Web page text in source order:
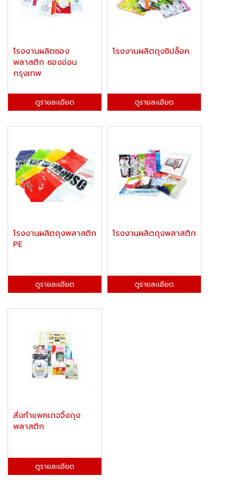
โรงงานผลิตซอง
พลาสติก ซองอ่อน
กรุงเทพ
ดูรายละเอียด
โรงงานผลิตถุงซิปล็อค
ดูรายละเอียด
โรงงานผลิตถุงพลาสติก
PE
ดูรายละเอียด
โรงงานผลิตถุงพลาสติก
ดูรายละเอียด
สั่งทำแพคเกจจิ้งถุง
พลาสติก
ดูรายละเอียด